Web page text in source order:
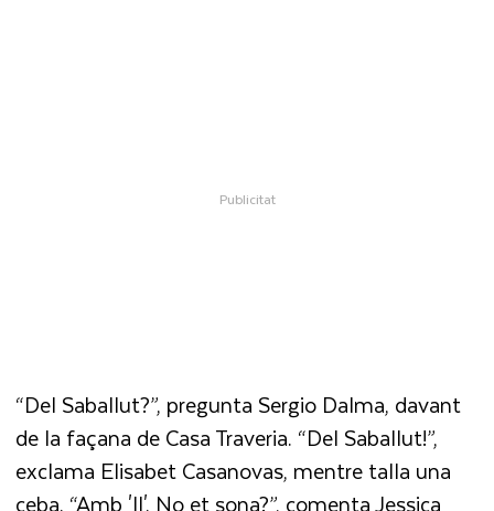
“Del Saballut?”, pregunta Sergio Dalma, davant
de la façana de Casa Traveria. “Del Saballut!”,
exclama Elisabet Casanovas, mentre talla una
ceba. “Amb 'll'. No et sona?”, comenta Jessica